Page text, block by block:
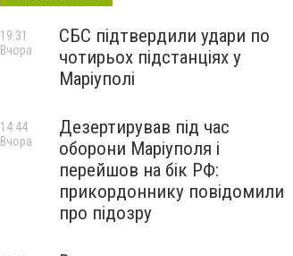
СБС підтвердили удари по
чотирьох підстанціях у
Маріуполі
19:31
Вчора
Дезертирував під час
оборони Маріуполя і
перейшов на бік РФ:
прикордоннику повідомили
про підозру
14:44
Вчора